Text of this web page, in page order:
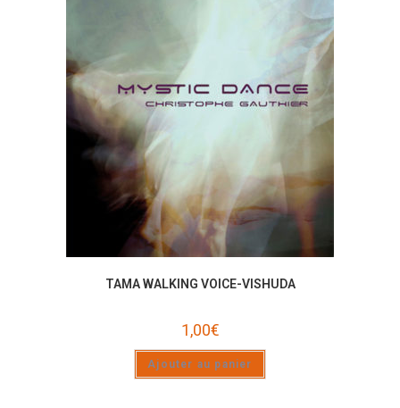
TAMA WALKING VOICE-VISHUDA
1,00€
Ajouter au panier